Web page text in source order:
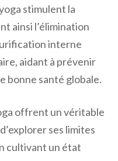
stimulent la
ainsi l’élimination
interne
aidant à prévenir
bonne santé globale.
offrent un véritable
ses limites
cultivant un état